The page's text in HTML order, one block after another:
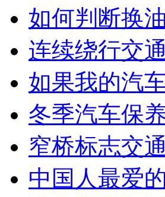
如何判断换
连续绕行交
如果我的汽
冬季汽车保
窄桥标志交
中国人最爱